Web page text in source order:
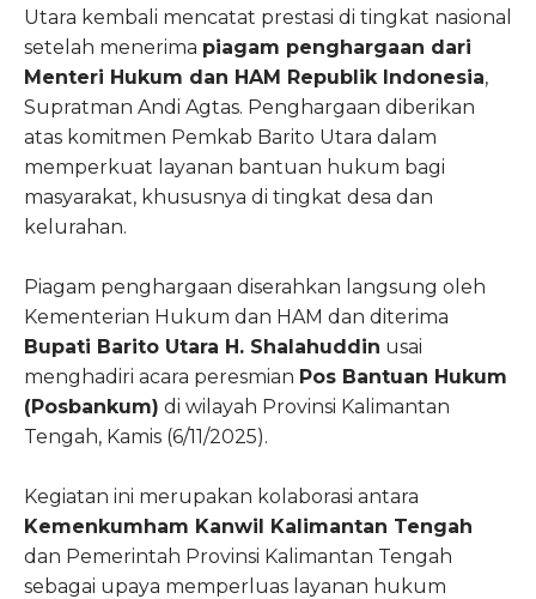
Utara kembali mencatat prestasi di tingkat nasional
setelah menerima piagam penghargaan dari
Menteri Hukum dan HAM Republik Indonesia,
Supratman Andi Agtas. Penghargaan diberikan
atas komitmen Pemkab Barito Utara dalam
memperkuat layanan bantuan hukum bagi
masyarakat, khususnya di tingkat desa dan
kelurahan.
Piagam penghargaan diserahkan langsung oleh
Kementerian Hukum dan HAM dan diterima
Bupati Barito Utara H. Shalahuddin usai
menghadiri acara peresmian Pos Bantuan Hukum
(Posbankum) di wilayah Provinsi Kalimantan
Tengah, Kamis (6/11/2025).
Kegiatan ini merupakan kolaborasi antara
Kemenkumham Kanwil Kalimantan Tengah
dan Pemerintah Provinsi Kalimantan Tengah
sebagai upaya memperluas layanan hukum